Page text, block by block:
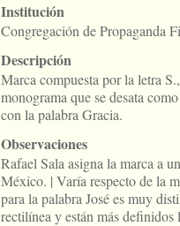
Institución
Congregación de Propaganda
Descripción
Marca compuesta por la letra
monograma que se desata
con la palabra Gracia.
Observaciones
Rafael Sala asigna la marca a
México. | Varía respecto de la
para la palabra José es muy
rectilínea y están más definidos